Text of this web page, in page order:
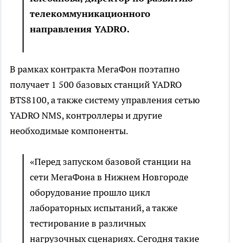
телекоммуникационного
направления YADRO.
В рамках контракта МегаФон поэтапно
получает 1 500 базовых станций YADRO
BTS8100, а также систему управления сетью
YADRO NMS, контроллеры и другие
необходимые компоненты.
«Перед запуском базовой станции на
сети МегаФона в Нижнем Новгороде
оборудование прошло цикл
лабораторных испытаний, а также
тестирование в различных
нагрузочных сценариях. Сегодня такие